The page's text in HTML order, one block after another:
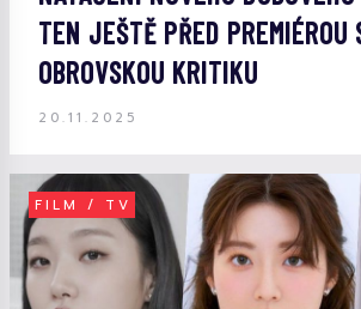
TEN JEŠTĚ PŘED PREMIÉROU
OBROVSKOU KRITIKU
20.11.2025
FILM / TV